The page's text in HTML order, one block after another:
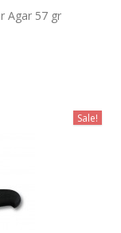
Agar 57 gr
Sale!